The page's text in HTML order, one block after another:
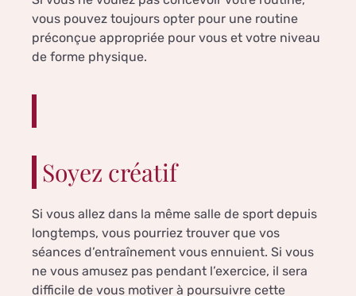
vous pouvez toujours opter pour une routine
préconçue appropriée pour vous et votre niveau
de forme physique.
Soyez créatif
Si vous allez dans la même salle de sport depuis
longtemps, vous pourriez trouver que vos
séances d’entraînement vous ennuient. Si vous
ne vous amusez pas pendant l’exercice, il sera
difficile de vous motiver à poursuivre cette